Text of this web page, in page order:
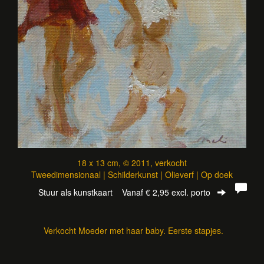
18 x 13 cm, © 2011, verkocht
Tweedimensionaal | Schilderkunst | Olieverf | Op doek
Stuur als kunstkaart Vanaf € 2,95 excl. porto
Verkocht Moeder met haar baby. Eerste stapjes.